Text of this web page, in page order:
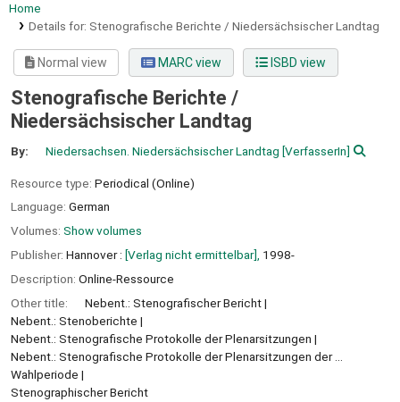
Home
Details for: Stenografische Berichte / Niedersächsischer Landtag
Normal view MARC view ISBD view
Stenografische Berichte /
Niedersächsischer Landtag
By: Niedersachsen. Niedersächsischer Landtag [VerfasserIn]
Resource type: Periodical (Online)
Language: German
Volumes: Show volumes
Publisher: Hannover : [Verlag nicht ermittelbar], 1998-
Description: Online-Ressource
Other title:
Nebent.: Stenografischer Bericht
Nebent.: Stenoberichte
Nebent.: Stenografische Protokolle der Plenarsitzungen
Nebent.: Stenografische Protokolle der Plenarsitzungen der ...
Wahlperiode
Stenographischer Bericht